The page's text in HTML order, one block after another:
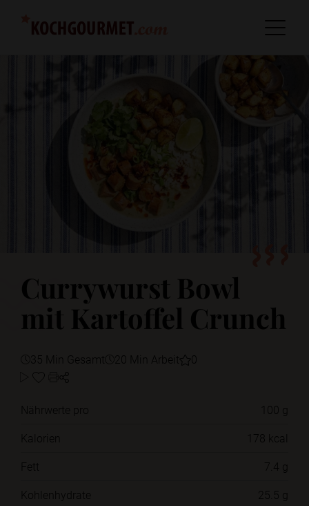
Currywurst Bowl
mit Kartoffel Crunch
35 Min Gesamt 20 Min Arbeit 0
Nährwerte pro
100 g
Kalorien
178 kcal
Fett
7.4 g
Kohlenhydrate
25.5 g